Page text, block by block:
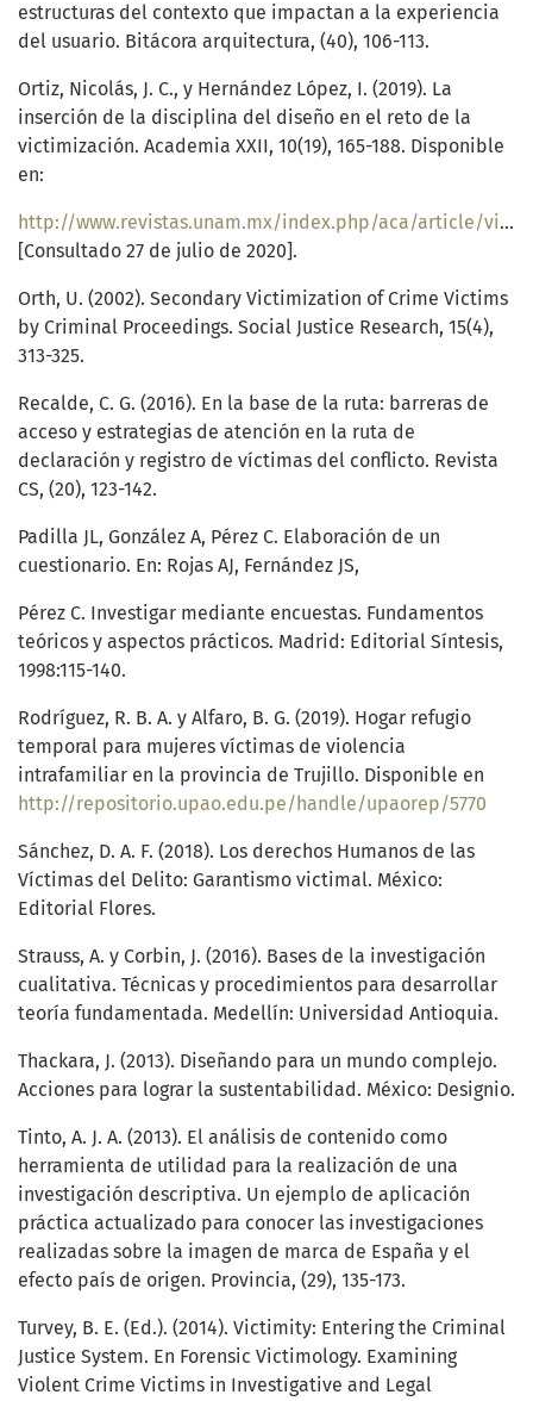
estructuras del contexto que impactan a la experiencia
del usuario. Bitácora arquitectura, (40), 106-113.
Ortiz, Nicolás, J. C., y Hernández López, I. (2019). La
inserción de la disciplina del diseño en el reto de la
victimización. Academia XXII, 10(19), 165-188. Disponible
en:
http://www.revistas.unam.mx/index.php/aca/article/view/69893
[Consultado 27 de julio de 2020].
Orth, U. (2002). Secondary Victimization of Crime Victims
by Criminal Proceedings. Social Justice Research, 15(4),
313-325.
Recalde, C. G. (2016). En la base de la ruta: barreras de
acceso y estrategias de atención en la ruta de
declaración y registro de víctimas del conflicto. Revista
CS, (20), 123-142.
Padilla JL, González A, Pérez C. Elaboración de un
cuestionario. En: Rojas AJ, Fernández JS,
Pérez C. Investigar mediante encuestas. Fundamentos
teóricos y aspectos prácticos. Madrid: Editorial Síntesis,
1998:115-140.
Rodríguez, R. B. A. y Alfaro, B. G. (2019). Hogar refugio
temporal para mujeres víctimas de violencia
intrafamiliar en la provincia de Trujillo. Disponible en
http://repositorio.upao.edu.pe/handle/upaorep/5770
Sánchez, D. A. F. (2018). Los derechos Humanos de las
Víctimas del Delito: Garantismo victimal. México:
Editorial Flores.
Strauss, A. y Corbin, J. (2016). Bases de la investigación
cualitativa. Técnicas y procedimientos para desarrollar
teoría fundamentada. Medellín: Universidad Antioquia.
Thackara, J. (2013). Diseñando para un mundo complejo.
Acciones para lograr la sustentabilidad. México: Designio.
Tinto, A. J. A. (2013). El análisis de contenido como
herramienta de utilidad para la realización de una
investigación descriptiva. Un ejemplo de aplicación
práctica actualizado para conocer las investigaciones
realizadas sobre la imagen de marca de España y el
efecto país de origen. Provincia, (29), 135-173.
Turvey, B. E. (Ed.). (2014). Victimity: Entering the Criminal
Justice System. En Forensic Victimology. Examining
Violent Crime Victims in Investigative and Legal